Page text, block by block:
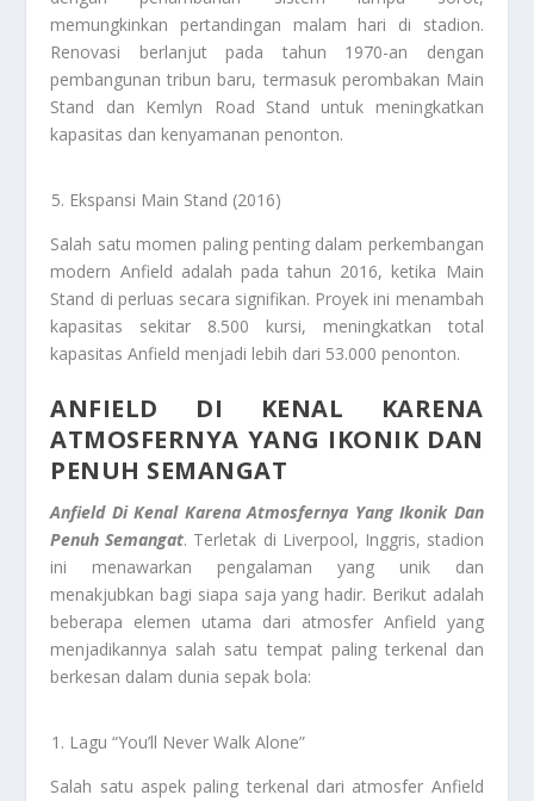
memungkinkan pertandingan malam hari di stadion.
Renovasi berlanjut pada tahun 1970-an dengan
pembangunan tribun baru, termasuk perombakan Main
Stand dan Kemlyn Road Stand untuk meningkatkan
kapasitas dan kenyamanan penonton.
Ekspansi Main Stand (2016)
Salah satu momen paling penting dalam perkembangan
modern Anfield adalah pada tahun 2016, ketika Main
Stand di perluas secara signifikan. Proyek ini menambah
kapasitas sekitar 8.500 kursi, meningkatkan total
kapasitas Anfield menjadi lebih dari 53.000 penonton.
ANFIELD DI KENAL KARENA
ATMOSFERNYA YANG IKONIK DAN
PENUH SEMANGAT
Anfield Di Kenal Karena Atmosfernya Yang Ikonik Dan
Penuh Semangat. Terletak di Liverpool, Inggris, stadion
ini menawarkan pengalaman yang unik dan
menakjubkan bagi siapa saja yang hadir. Berikut adalah
beberapa elemen utama dari atmosfer Anfield yang
menjadikannya salah satu tempat paling terkenal dan
berkesan dalam dunia sepak bola:
Lagu “You’ll Never Walk Alone”
Salah satu aspek paling terkenal dari atmosfer Anfield